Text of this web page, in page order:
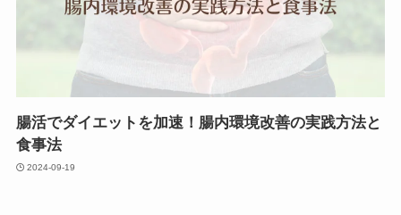
腸活でダイエットを加速！腸内環境改善の実践方法と
食事法
2024-09-19